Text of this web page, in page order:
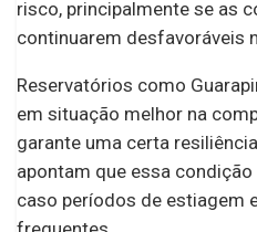
risco, principalmente se as
continuarem desfavoráveis
Reservatórios como
em situação melhor na
garante uma certa
apontam que essa
caso períodos de estiagem